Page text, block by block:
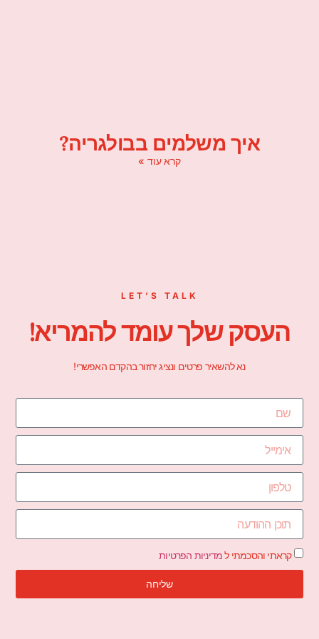
איך משלמים בבולגריה?
קרא עוד »
LET’S TALK
העסק שלך עומד להמריא!
נא להשאיר פרטים ונציג יחזור בהקדם האפשרי!
קראתי והסכמתי למדיניות הפרטיות
שליחה